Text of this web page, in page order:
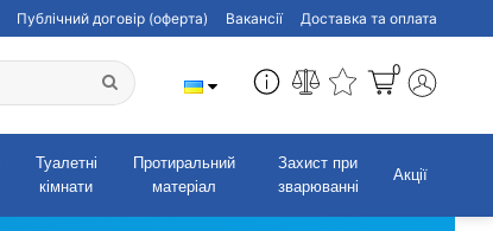
Публічний договір (оферта) Вакансії Доставка та оплата
0
Туалетні
кімнати
Протиральний
матеріал
Захист при
зварюванні
Акції